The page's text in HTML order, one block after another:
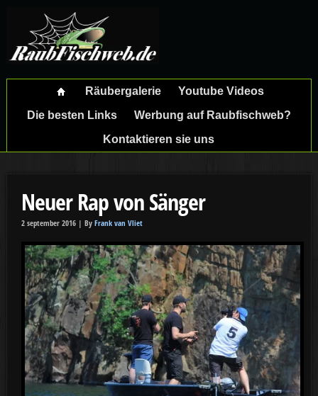
Räubergalerie
Youtube Videos
Die besten Links
Werbung auf Raubfischweb?
Kontaktieren sie uns
Neuer Rap von Sänger
2 september 2016 | By Frank van Vliet